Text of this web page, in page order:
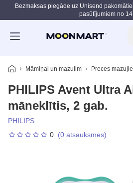
Pāriet uz galveno saturu
Bezmaksas piegāde uz Unisend
pasūtījumiem no
Māmiņai un mazulim Preces
PHILIPS Avent Ultra
māneklītis, 2 gab.
PHILIPS
0 (0 atsauksmes)